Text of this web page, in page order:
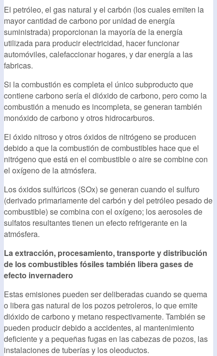
El petróleo, el gas natural y el carbón (los cuales emiten la
mayor cantidad de carbono por unidad de energía
suministrada) proporcionan la mayoría de la energía
utilizada para producir electricidad, hacer funcionar
automóviles, calefaccionar hogares, y dar energía a las
fabricas.
Si la combustión es completa el único subproducto que
contiene carbono sería el dióxido de carbono, pero como la
combustión a menudo es incompleta, se generan también
monóxido de carbono y otros hidrocarburos.
El óxido nitroso y otros óxidos de nitrógeno se producen
debido a que la combustión de combustibles hace que el
nitrógeno que está en el combustible o aire se combine con
el oxígeno de la atmósfera.
Los óxidos sulfúricos (SOx) se generan cuando el sulfuro
(derivado primariamente del carbón y del petróleo pesado de
combustible) se combina con el oxígeno; los aerosoles de
sulfatos resultantes tienen un efecto refrigerante en la
atmósfera.
La extracción, procesamiento, transporte y distribución
de los combustibles fósiles también libera gases de
efecto invernadero
Estas emisiones pueden ser deliberadas cuando se quema
o libera gas natural de los pozos petroleros, lo que emite
dióxido de carbono y metano respectivamente. También se
pueden producir debido a accidentes, al mantenimiento
deficiente y a pequeñas fugas en las cabezas de pozos, las
instalaciones de tuberías y los oleoductos.